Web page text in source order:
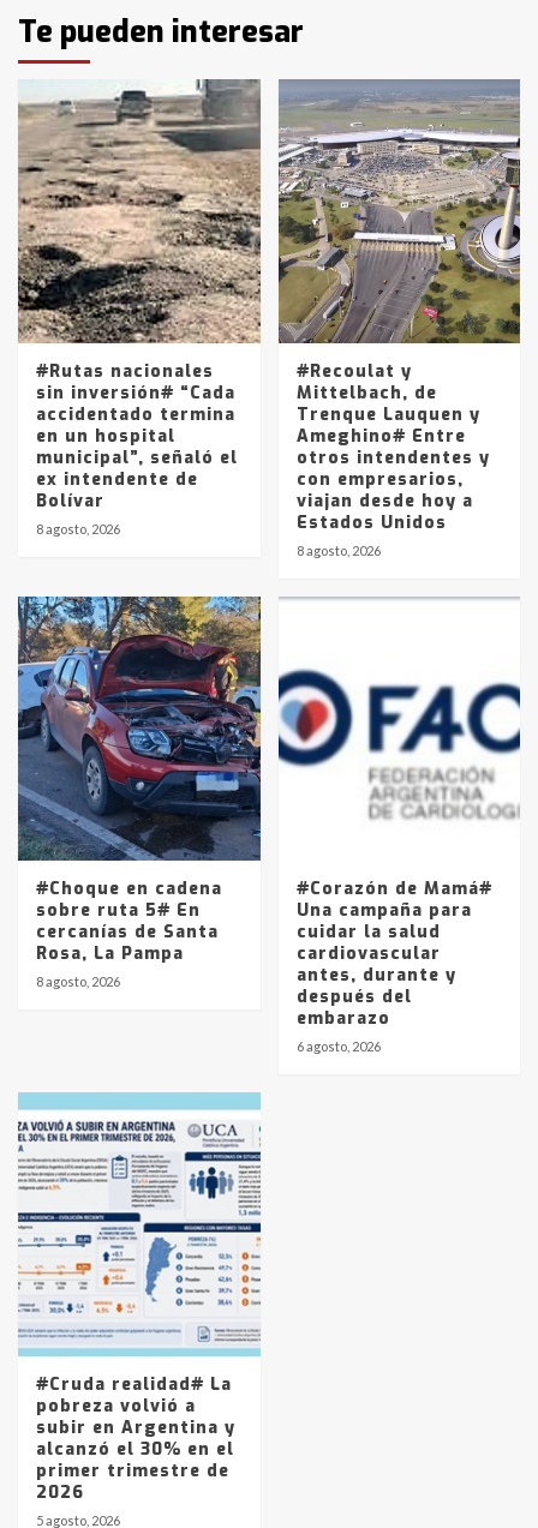
3
Identidad de los adolescentes
pampeanos que fueron
en la mañana del lunes
4
Accidente en Ruta 5: falleció un
joven de Trenque Lauquen
Los precios de los combustibles en
La Pampa, desde YPF hasta Axion
entre 857 a 1338 pesos
Te pueden interesar
#Rutas nacionales
sin inversión# “Cada
accidentado termina
en un hospital
municipal”, señaló el
ex intendente de
Bolívar
8 agosto, 2026
#Recoulat y
Mittelbach, de
Trenque Lauquen y
Ameghino# Entre
otros intendentes y
con empresarios,
viajan desde hoy a
Estados Unidos
8 agosto, 2026
#Choque en cadena
sobre ruta 5# En
cercanías de Santa
Rosa, La Pampa
8 agosto, 2026
#Corazón de Mamá#
Una campaña para
cuidar la salud
cardiovascular
antes, durante y
después del
embarazo
6 agosto, 2026
#Cruda realidad# La
pobreza volvió a
subir en Argentina y
alcanzó el 30% en el
primer trimestre de
2026
5 agosto, 2026